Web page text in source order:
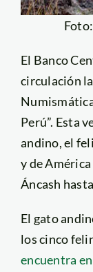
El Banco
circulación
Perú”. Esta
andino, el
y de
Áncash
El gato
los cinco
encuentra